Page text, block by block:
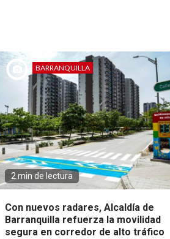
BARRANQUILLA
2 min de lectura
Con nuevos radares, Alcaldía de
Barranquilla refuerza la movilidad
segura en corredor de alto tráfico